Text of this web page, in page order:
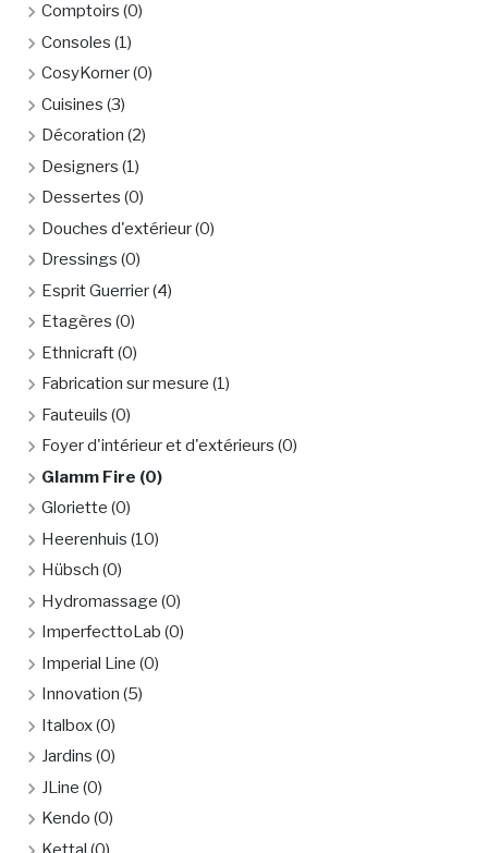
Comptoirs (0)
Consoles (1)
CosyKorner(0)
Cuisines (3)
Décoration (2)
Designers (1)
Dessertes (0)
Douches d'extérieur(0)
Dressings (0)
Esprit Guerrier(4)
Etagères (0)
Ethnicraft(0)
Fabrication sur mesure (1)
Fauteuils (0)
Foyer d'intérieur et d'extérieurs (0)
Glamm Fire (0)
Gloriette (0)
Heerenhuis (10)
Hübsch (0)
Hydromassage (0)
ImperfecttoLab (0)
Imperial Line (0)
Innovation (5)
Italbox(0)
Jardins (0)
JLine (0)
Kendo (0)